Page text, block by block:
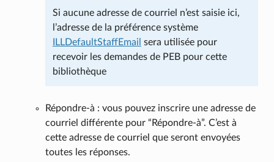
Si aucune adresse de courriel n’est saisie ici,
l’adresse de la préférence système
ILLDefaultStaffEmail sera utilisée pour
recevoir les demandes de PEB pour cette
bibliothèque
Répondre-à : vous pouvez inscrire une adresse de
courriel différente pour “Répondre-à”. C’est à
cette adresse de courriel que seront envoyées
toutes les réponses.